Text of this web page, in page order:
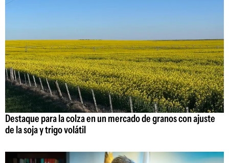
Destaque para la colza en un mercado de granos con ajuste
de la soja y trigo volátil